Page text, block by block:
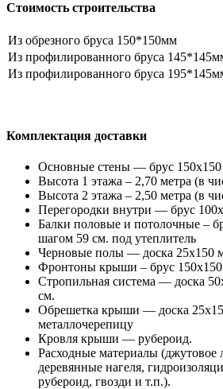
Стоимость строительства
Из обрезного бруса 150*150мм
Из профилированного бруса
Из профилированного бруса
Комплектация доставки
Основные стены — брус
Высота 1 этажа – 2,70 метра (в
Высота 2 этажа – 2,50 метра (в
Перегородки внутри — брус
Балки половые и потолочные –
шагом 59 см. под утеплитель
Черновые полы — доска 25х150
Фронтоны крыши – брус
Стропильная система — доска
см.
Обрешетка крыши — доска
металлочерепицу
Кровля крыши — рубероид.
Расходные материалы (джутовое
деревянные нагеля,
рубероид, гвозди и т.п.).